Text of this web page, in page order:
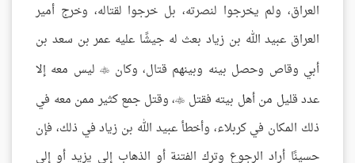
العراق، ولم يخرجوا لنصرته، بل خرجوا لقتاله، وخرج أمير
العراق عبيد الله بن زياد بعث له جيشًا عليه عمر بن سعد بن
أبي وقاص وحصل بينه وبينهم قتال، وكان ليس معه إلا
عدد قليل من أهل بيته فقتل ، وقتل جمع كثير ممن معه في
ذلك المكان في كربلاء، وأخطأ عبيد الله بن زياد في ذلك، فإن
حسينًا أراد الرجوع وترك الفتنة أو الذهاب إلى يزيد أو إلى